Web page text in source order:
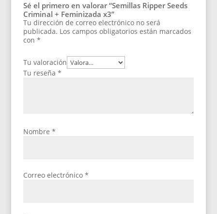
Sé el primero en valorar “Semillas Ripper Seeds
Criminal + Feminizada x3”
Tu dirección de correo electrónico no será
publicada. Los campos obligatorios están marcados
con*
Tu valoración
Tu reseña*
Nombre*
Correo electrónico*